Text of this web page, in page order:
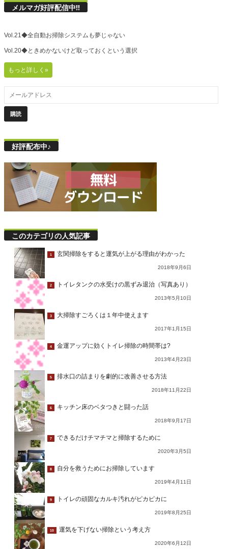
メルマガ好評配信中!!
Vol.21◆全自動お掃除システムも夢じゃない
Vol.20◆ときめかないけど取っておくという選択
もっと詳しく»
好評配布中♪
このカテゴリの人気記事
1 玄関掃除をすると運気が上がる理由がわかった
2018年9月6日
2 トイレタンクの水受けの黒ずみ退治（写真あり）
2013年5月10日
3 大掃除すごろくは１年中使えます
2017年1月15日
4 金運アップに効くトイレ掃除の時間帯は?
2013年4月23日
5 排水口の詰まりを劇的に改善させる方法
2018年11月22日
6 キッチン床のベタつきと闘った話
2018年9月17日
7 できるだけチマチマと掃除するために
2020年3月5日
8 自分を救うためにお掃除しています
2019年4月11日
9 トイレの頑固なカルキ汚れがピカピカに
2019年8月25日
10 運気を下げない掃除という考え方
2020年6月12日